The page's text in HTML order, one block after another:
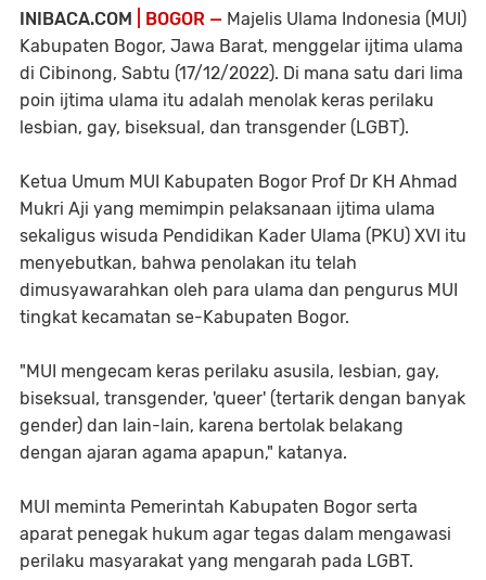
INIBACA.COM | BOGOR — Majelis Ulama Indonesia (MUI)
Kabupaten Bogor, Jawa Barat, menggelar ijtima ulama
di Cibinong, Sabtu (17/12/2022). Di mana satu dari lima
poin ijtima ulama itu adalah menolak keras perilaku
lesbian, gay, biseksual, dan transgender (LGBT).
Ketua Umum MUI Kabupaten Bogor Prof Dr KH Ahmad
Mukri Aji yang memimpin pelaksanaan ijtima ulama
sekaligus wisuda Pendidikan Kader Ulama (PKU) XVI itu
menyebutkan, bahwa penolakan itu telah
dimusyawarahkan oleh para ulama dan pengurus MUI
tingkat kecamatan se-Kabupaten Bogor.
"MUI mengecam keras perilaku asusila, lesbian, gay,
biseksual, transgender, 'queer' (tertarik dengan banyak
gender) dan lain-lain, karena bertolak belakang
dengan ajaran agama apapun," katanya.
MUI meminta Pemerintah Kabupaten Bogor serta
aparat penegak hukum agar tegas dalam mengawasi
perilaku masyarakat yang mengarah pada LGBT.